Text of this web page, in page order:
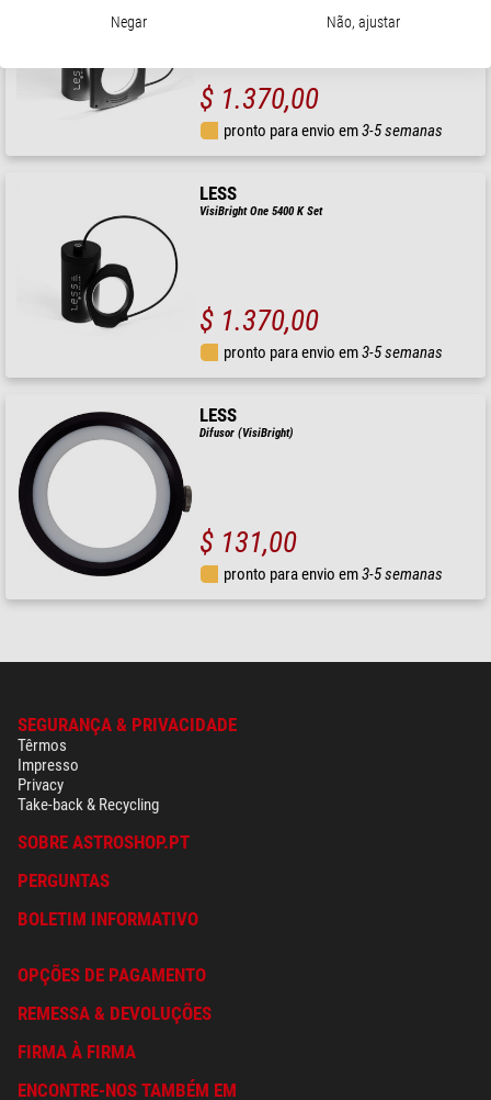
$ 1.370,00
pronto para envio em3-5 semanas
LESS
VisiBright One 5400 K Set
$ 1.370,00
pronto para envio em3-5 semanas
LESS
Difusor (VisiBright)
$ 131,00
pronto para envio em3-5 semanas
SEGURANÇA & PRIVACIDADE
Têrmos
Impresso
Privacy
Take-back & Recycling
SOBRE ASTROSHOP.PT
PERGUNTAS
BOLETIM INFORMATIVO
OPÇÕES DE PAGAMENTO
REMESSA & DEVOLUÇÕES
FIRMA À FIRMA
ENCONTRE-NOS TAMBÉM EM
Negar Não, ajustar